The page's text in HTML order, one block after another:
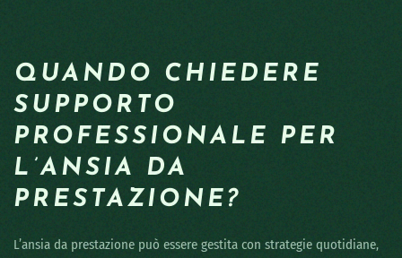
QUANDO CHIEDERE
SUPPORTO
PROFESSIONALE PER
L’ANSIA DA
PRESTAZIONE?
L’ansia da prestazione può essere gestita con strategie quotidiane,